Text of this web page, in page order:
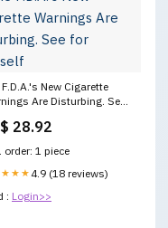
New Cigarette
Are Disturbing. See
28.92
order: 1 piece
4.9 (18 reviews)
: Login>>